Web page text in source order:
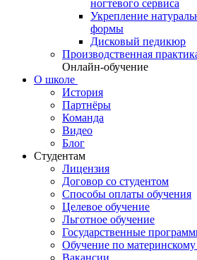
ногтевого сервиса
Укрепление
формы
Дисковый педикюр
Производственная
Онлайн-обучение
О школе
История
Партнёры
Команда
Видео
Блог
Студентам
Лицензия
Договор со студентом
Способы оплаты обучения
Целевое обучение
Льготное обучение
Государственные
Обучение по
Вакансии